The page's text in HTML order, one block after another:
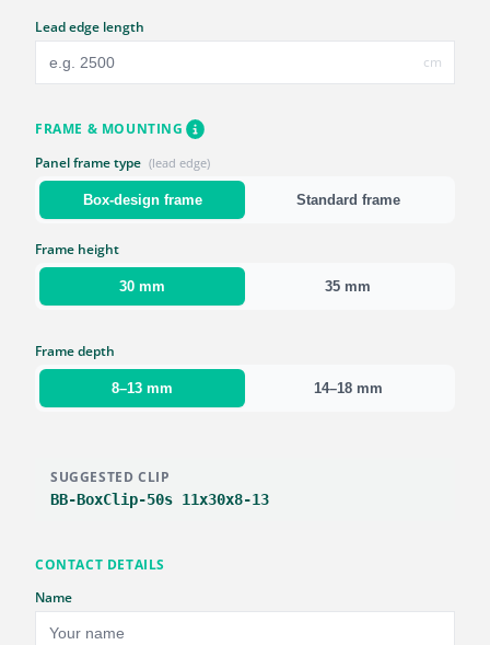
Lead edge length
cm
FRAME & MOUNTING
Panel frame type (lead edge)
Box-design frame Standard frame
Frame height
30 mm 35 mm
Frame depth
8–13 mm 14–18 mm
SUGGESTED CLIP
BB-BoxClip-50s 11x30x8-13
CONTACT DETAILS
Name